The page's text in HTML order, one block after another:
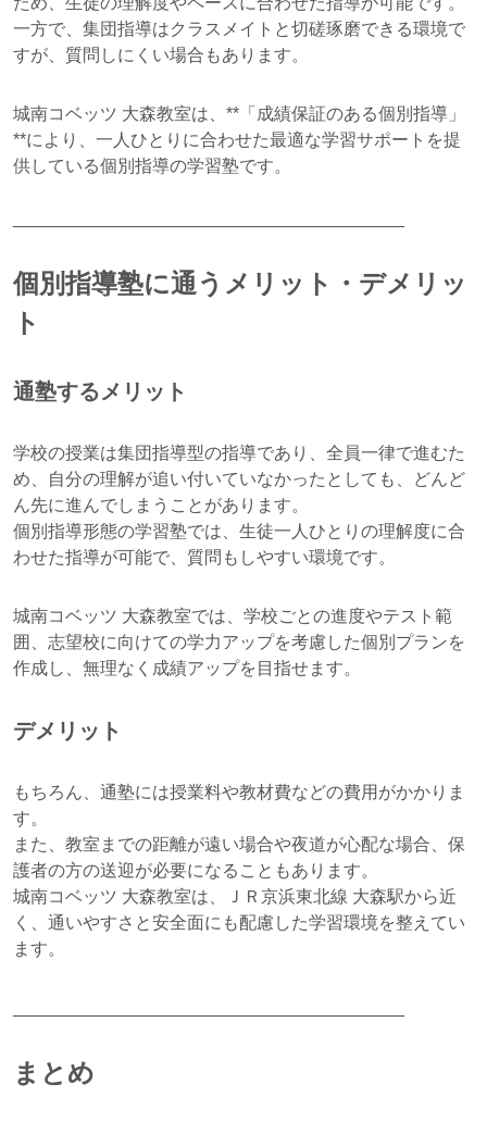
一方で、集団指導はクラスメイトと切磋琢磨できる環境で
すが、質問しにくい場合もあります。
城南コベッツ 大森教室は、**「成績保証のある個別指導」
**により、一人ひとりに合わせた最適な学習サポートを提
供している個別指導の学習塾です。
個別指導塾に通うメリット・デメリッ
ト
通塾するメリット
学校の授業は集団指導型の指導であり、全員一律で進むた
め、自分の理解が追い付いていなかったとしても、どんど
ん先に進んでしまうことがあります。
個別指導形態の学習塾では、生徒一人ひとりの理解度に合
わせた指導が可能で、質問もしやすい環境です。
城南コベッツ 大森教室では、学校ごとの進度やテスト範
囲、志望校に向けての学力アップを考慮した個別プランを
作成し、無理なく成績アップを目指せます。
デメリット
もちろん、通塾には授業料や教材費などの費用がかかりま
す。
また、教室までの距離が遠い場合や夜道が心配な場合、保
護者の方の送迎が必要になることもあります。
城南コベッツ 大森教室は、ＪＲ京浜東北線 大森駅から近
く、通いやすさと安全面にも配慮した学習環境を整えてい
ます。
まとめ